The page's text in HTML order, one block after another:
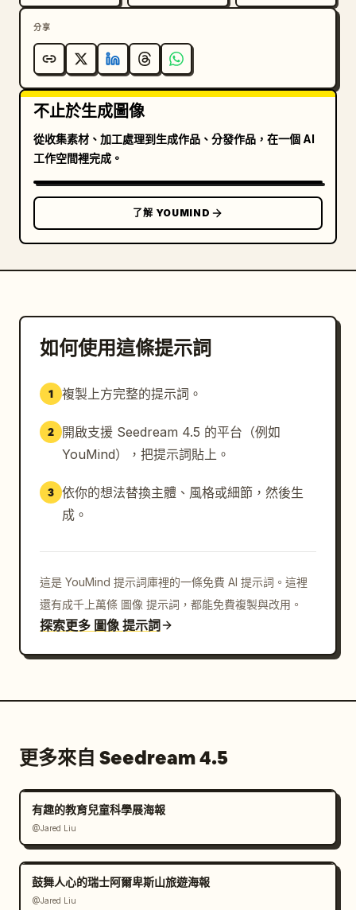
分享
不止於生成圖像
從收集素材、加工處理到生成作品、分發作品，在一個 AI
工作空間裡完成。
了解 YOUMIND
如何使用這條提示詞
1 複製上方完整的提示詞。
2
開啟支援 Seedream 4.5 的平台（例如
YouMind），把提示詞貼上。
3 依你的想法替換主體、風格或細節，然後生
成。
這是 YouMind 提示詞庫裡的一條免費 AI 提示詞。這裡
還有成千上萬條 圖像 提示詞，都能免費複製與改用。
探索更多 圖像 提示詞
更多來自 Seedream 4.5
有趣的教育兒童科學展海報
@Jared Liu
鼓舞人心的瑞士阿爾卑斯山旅遊海報
@Jared Liu